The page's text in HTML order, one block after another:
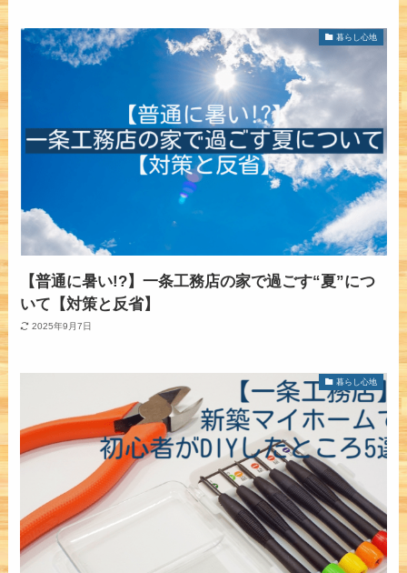
暮らし心地
【普通に暑い!?】一条工務店の家で過ごす“夏”につ
いて【対策と反省】
2025年9月7日
暮らし心地